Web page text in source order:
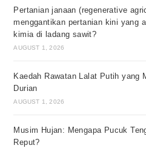
Pertanian janaan (regenerative
menggantikan pertanian kini yang
kimia di ladang sawit?
AUGUST 1, 2026
Kaedah Rawatan Lalat Putih yang
Durian
AUGUST 1, 2026
Musim Hujan: Mengapa Pucuk
Reput?